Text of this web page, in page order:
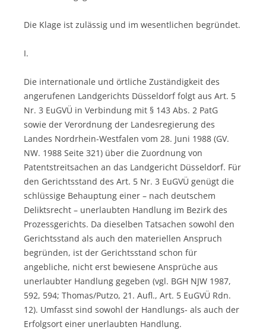
Die Klage ist zulässig und im wesentlichen begründet.
I.
Die internationale und örtliche Zuständigkeit des
angerufenen Landgerichts Düsseldorf folgt aus Art. 5
Nr. 3 EuGVÜ in Verbindung mit § 143 Abs. 2 PatG
sowie der Verordnung der Landesregierung des
Landes Nordrhein-Westfalen vom 28. Juni 1988 (GV.
NW. 1988 Seite 321) über die Zuordnung von
Patentstreitsachen an das Landgericht Düsseldorf. Für
den Gerichtsstand des Art. 5 Nr. 3 EuGVÜ genügt die
schlüssige Behauptung einer – nach deutschem
Deliktsrecht – unerlaubten Handlung im Bezirk des
Prozessgerichts. Da dieselben Tatsachen sowohl den
Gerichtsstand als auch den materiellen Anspruch
begründen, ist der Gerichtsstand schon für
angebliche, nicht erst bewiesene Ansprüche aus
unerlaubter Handlung gegeben (vgl. BGH NJW 1987,
592, 594; Thomas/Putzo, 21. Aufl., Art. 5 EuGVÜ Rdn.
12). Umfasst sind sowohl der Handlungs- als auch der
Erfolgsort einer unerlaubten Handlung.